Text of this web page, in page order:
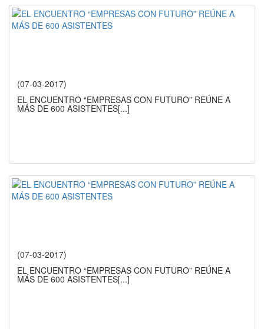
(07-03-2017)
EL ENCUENTRO “EMPRESAS CON FUTURO” REÚNE A
MÁS DE 600 ASISTENTES[...]
(07-03-2017)
EL ENCUENTRO “EMPRESAS CON FUTURO” REÚNE A
MÁS DE 600 ASISTENTES[...]